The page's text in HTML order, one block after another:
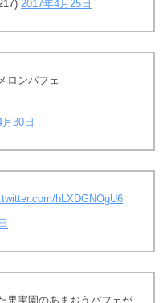
2017年4月25日
ロンパフェ
30日
hLXDGNOgU6
果実園のあまおうパフェが